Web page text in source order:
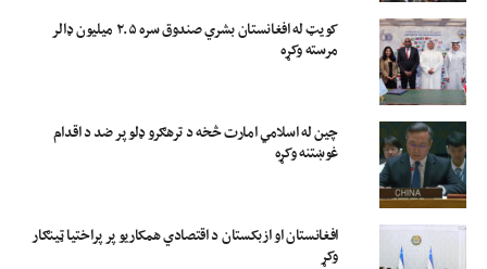
کویټ له افغانستان بشري صندوق سره ۲.۵ میلیون ډالر
مرسته وکړه
چین له اسلامي امارت څخه د ترهګرو ډلو پر ضد د اقدام
غوښتنه وکړه
افغانستان او ازبکستان د اقتصادي همکاریو پر پراختیا ټینګار
وکړ